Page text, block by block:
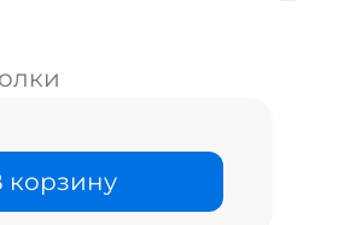
корзину